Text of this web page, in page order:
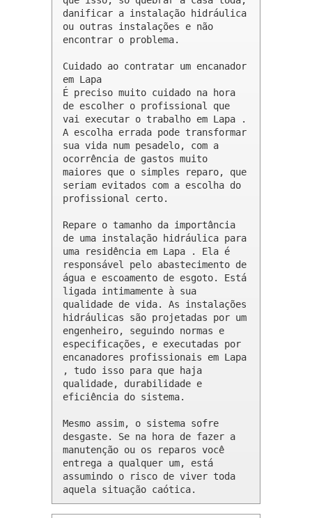
danificar a instalação hidráulica
ou outras instalações e não
encontrar o problema.
Cuidado ao contratar um encanador
em Lapa
É preciso muito cuidado na hora
de escolher o profissional que
vai executar o trabalho em Lapa .
A escolha errada pode transformar
sua vida num pesadelo, com a
ocorrência de gastos muito
maiores que o simples reparo, que
seriam evitados com a escolha do
profissional certo.
Repare o tamanho da importância
de uma instalação hidráulica para
uma residência em Lapa . Ela é
responsável pelo abastecimento de
água e escoamento de esgoto. Está
ligada intimamente à sua
qualidade de vida. As instalações
hidráulicas são projetadas por um
engenheiro, seguindo normas e
especificações, e executadas por
encanadores profissionais em Lapa
, tudo isso para que haja
qualidade, durabilidade e
eficiência do sistema.
Mesmo assim, o sistema sofre
desgaste. Se na hora de fazer a
manutenção ou os reparos você
entrega a qualquer um, está
assumindo o risco de viver toda
aquela situação caótica.